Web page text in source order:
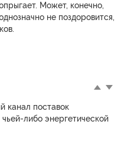
Может, конечно,
не поздоровится,
канал поставок
либо энергетической